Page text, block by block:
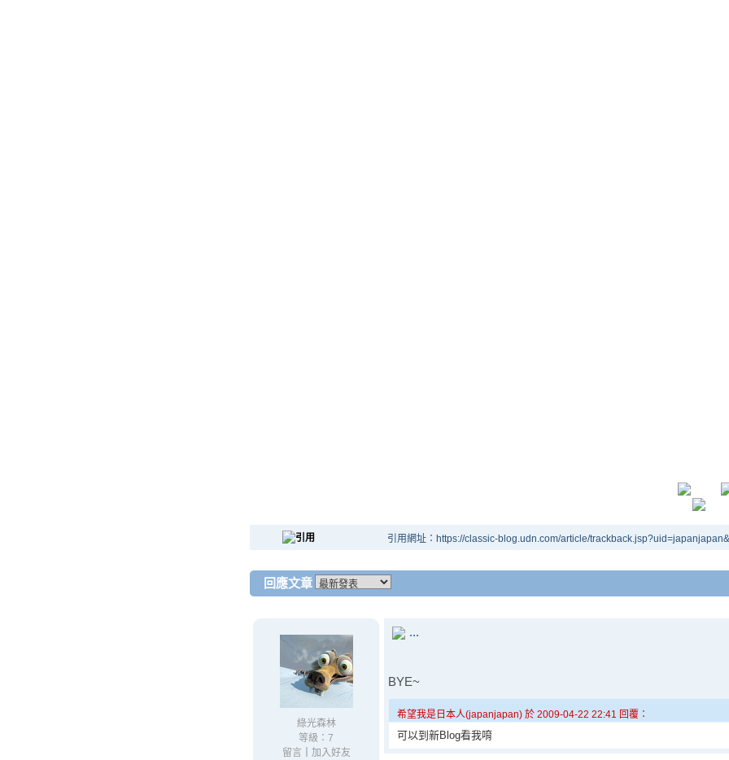
引用網址：https://classic-blog.udn.com/article/
回應文章
綠光森林
等級：7
留言｜ 加入好友
...
BYE~
希望我是日本人(japanjapan) 於 2009-04-22 22:41 回覆：
可以到新Blog看我唷